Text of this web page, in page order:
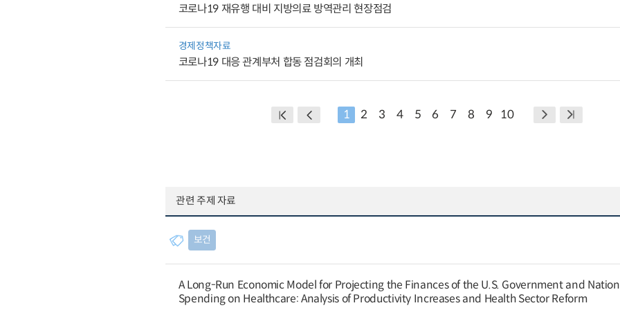
코로나19 재유행 대비 지방의료 방역관리 현장점검
경제정책자료
코로나19 대응 관계부처 합동 점검회의 개최
1 2 3 4 5 6 7 8 9 10
관련 주제 자료
보건
A Long-Run Economic Model for Projecting the Finances of the U.S. Government and
Spending on Healthcare: Analysis of Productivity Increases and Health Sector Reform